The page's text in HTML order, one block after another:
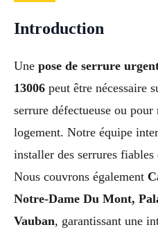
Introduction
Une pose de serrure
13006 peut être nécessaire
serrure défectueuse ou
logement. Notre équipe
installer des serrures fiables
Nous couvrons également
Notre-Dame Du Mont,
Vauban, garantissant une